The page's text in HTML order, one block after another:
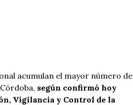
acumulan el mayor número de
según confirmó hoy
Vigilancia y Control de la